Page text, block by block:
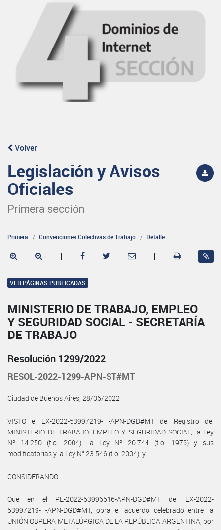
Volver
Legislación y Avisos
Oficiales
Primera sección
Primera Convenciones Colectivas de Trabajo Detalle
| |
VER PÁGINAS PUBLICADAS
MINISTERIO DE TRABAJO, EMPLEO
Y SEGURIDAD SOCIAL - SECRETARÍA
DE TRABAJO
Resolución 1299/2022
RESOL-2022-1299-APN-ST#MT
Ciudad de Buenos Aires, 28/06/2022
VISTO el EX-2022-53997219- -APN-DGD#MT del Registro del
MINISTERIO DE TRABAJO, EMPLEO Y SEGURIDAD SOCIAL, la Ley
Nº 14.250 (t.o. 2004), la Ley Nº 20.744 (t.o. 1976) y sus
modificatorias y la Ley N° 23.546 (t.o. 2004), y
CONSIDERANDO:
Que en el RE-2022-53996516-APN-DGD#MT del EX-2022-
53997219- -APN-DGD#MT, obra el acuerdo celebrado entre la
UNIÓN OBRERA METALÚRGICA DE LA REPÚBLICA ARGENTINA, por